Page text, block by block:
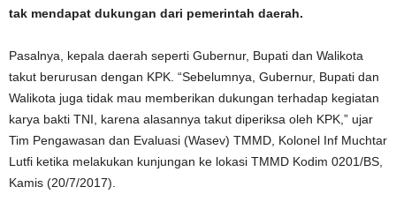
tak mendapat dukungan dari pemerintah daerah.
Pasalnya, kepala daerah seperti Gubernur, Bupati dan Walikota
takut berurusan dengan KPK. “Sebelumnya, Gubernur, Bupati dan
Walikota juga tidak mau memberikan dukungan terhadap kegiatan
karya bakti TNI, karena alasannya takut diperiksa oleh KPK,” ujar
Tim Pengawasan dan Evaluasi (Wasev) TMMD, Kolonel Inf Muchtar
Lutfi ketika melakukan kunjungan ke lokasi TMMD Kodim 0201/BS,
Kamis (20/7/2017).